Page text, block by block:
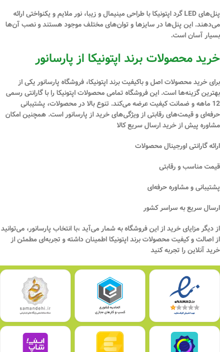
پنل‌های LED گرد اپتونیکا با طراحی مینیمال و زیبا، نور ملایم و یکنواختی ارائه
می‌دهند. این پنل‌ها در سایزها و توان‌های مختلف موجود هستند و نصب آن‌ها
بسیار آسان است.
خرید محصولات برند اپتونیکا از پارسانور
برای خرید محصولات اصل و باکیفیت برند اپتونیکا، فروشگاه پارسانور یکی از
بهترین گزینه‌ها است. این فروشگاه تمامی محصولات اپتونیکا را با گارانتی رسمی
12 ماهه و ضمانت کیفیت عرضه می‌کند. تنوع بالا در محصولات، پشتیبانی
حرفه‌ای و قیمت‌های رقابتی از ویژگی‌های خرید از پارسانور است. همچنین امکان
مشاوره پیش از خرید ارسال سریع کالا
ارائه گارانتی اورجینال محصولات
قیمت مناسب و رقابتی
پشتیبانی و مشاوره حرفه‌ای
ارسال سریع به سراسر کشور
از دیگر مزایای خرید از این فروشگاه به شمار می‌آید ،با انتخاب پارسانور، می‌توانید
از اصالت و کیفیت محصولات برند اپتونیکا اطمینان داشته و تجربه‌ای مطمئن از
خرید آنلاین را تجربه کنید